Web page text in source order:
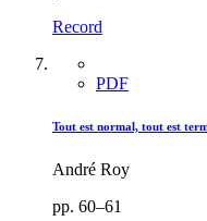
Record
PDF
Tout est normal, tout est
André Roy
pp. 60–61